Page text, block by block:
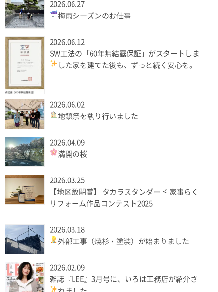
2026.06.27
梅雨シーズンのお仕事
2026.06.12
SW工法の「60年無結露保証」がスタートしま
した家を建てた後も、ずっと続く安心を。
2026.06.02
地鎮祭を執り行いました
2026.04.09
満開の桜
2026.03.25
【地区敢闘賞】 タカラスタンダード 家事らく
リフォーム作品コンテスト2025
2026.03.18
外部工事（焼杉・塗装）が始まりました
2026.02.09
雑誌『LEE』3月号に、いろは工務店が紹介さ